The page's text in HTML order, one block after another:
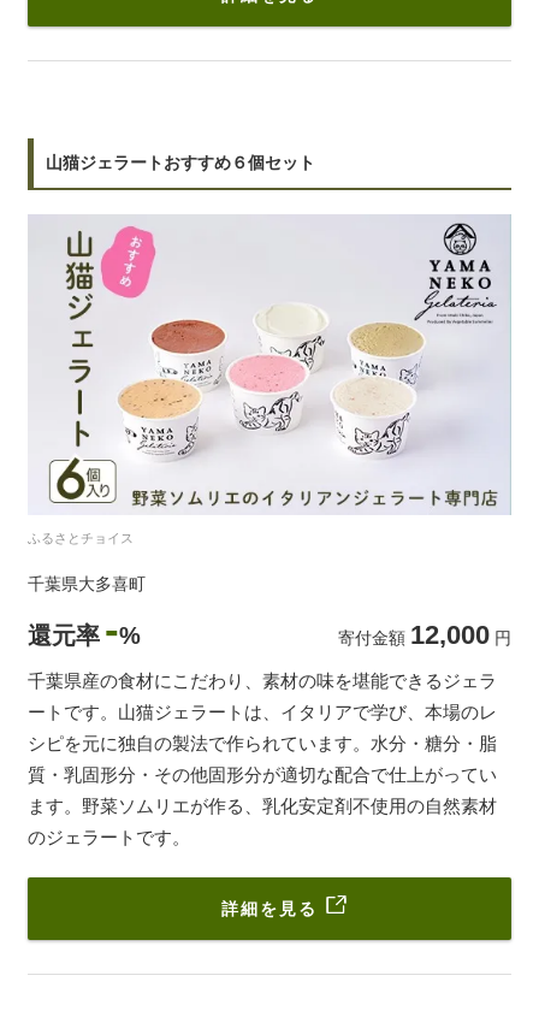
山猫ジェラートおすすめ６個セット
ふるさとチョイス
千葉県大多喜町
還元率 -% 寄付金額 12,000 円
千葉県産の食材にこだわり、素材の味を堪能できるジェラ
ートです。山猫ジェラートは、イタリアで学び、本場のレ
シピを元に独自の製法で作られています。水分・糖分・脂
質・乳固形分・その他固形分が適切な配合で仕上がってい
ます。野菜ソムリエが作る、乳化安定剤不使用の自然素材
のジェラートです。
詳細を見る